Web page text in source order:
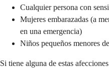
Cualquier persona con
Mujeres embarazadas (a
en una emergencia)
Niños pequeños menores
Si tiene alguna de estas